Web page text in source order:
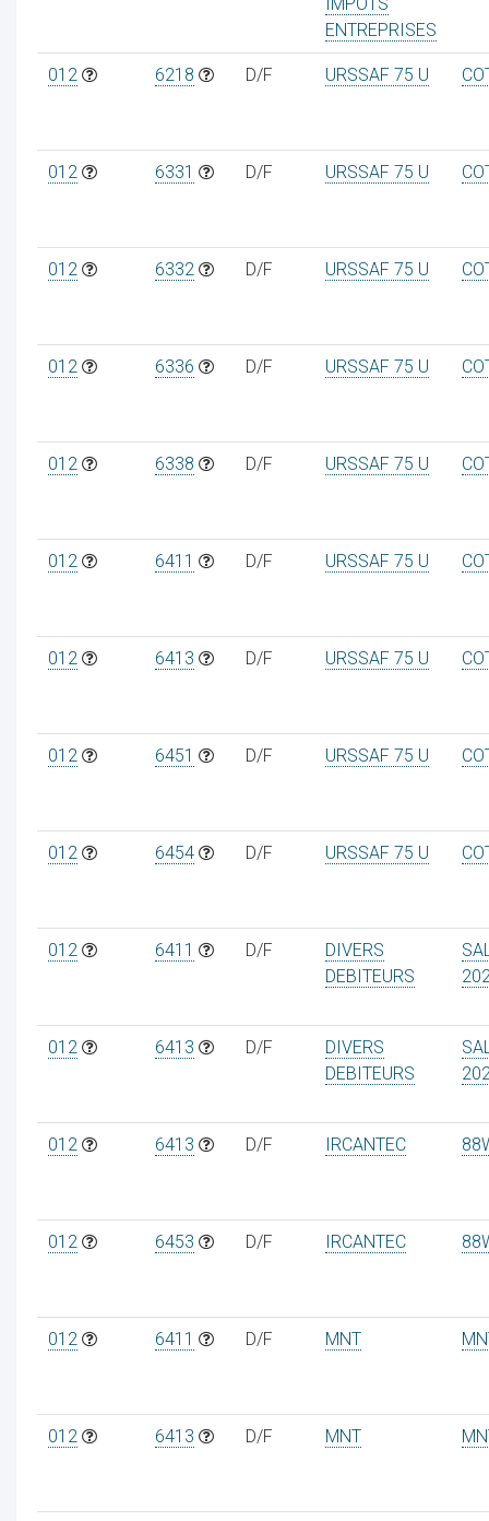
ENTREPRISES
012 6218 D/F URSSAF 75 U
012 6331 D/F URSSAF 75 U
012 6332 D/F URSSAF 75 U
012 6336 D/F URSSAF 75 U
012 6338 D/F URSSAF 75 U
012 6411 D/F URSSAF 75 U
012 6413 D/F URSSAF 75 U
012 6451 D/F URSSAF 75 U
012 6454 D/F URSSAF 75 U
012 6411 D/F
DIVERS
DEBITEURS
012 6413 D/F
DIVERS
DEBITEURS
012 6413 D/F IRCANTEC
012 6453 D/F IRCANTEC
012 6411 D/F MNT
012 6413 D/F MNT